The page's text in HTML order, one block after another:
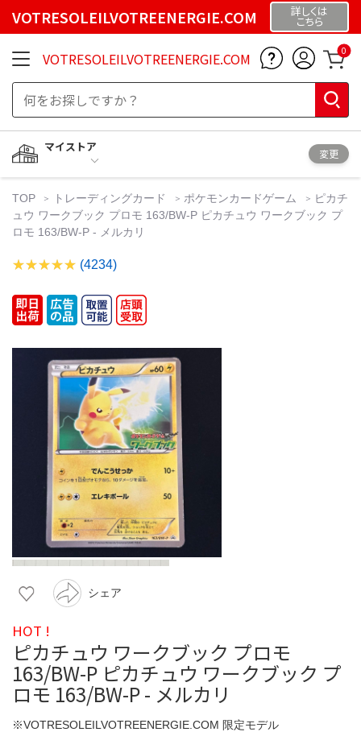
VOTRESOLEILVOTREENERGIE.COM 詳しくは
こちら
VOTRESOLEILVOTREENERGIE.COM 0
マイストア
変更
TOP トレーディングカード ポケモンカードゲーム
ピカチ
ュウ ワークブック プロモ 163/BW-P ピカチュウ ワークブック プ
ロモ 163/BW-P - メルカリ
(4234)
シェア
HOT !
ピカチュウ ワークブック プロモ
163/BW-P ピカチュウ ワークブック プ
ロモ 163/BW-P - メルカリ
※VOTRESOLEILVOTREENERGIE.COM 限定モデル